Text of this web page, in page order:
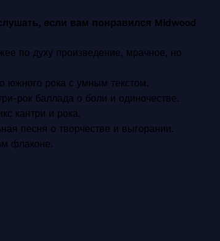
если вам понравился Midwood
по духу произведение, мрачное, но
рока с умным текстом.
рок баллада о боли и одиночестве.
кантри и рока.
песня о творчестве и выгорании.
флаконе.